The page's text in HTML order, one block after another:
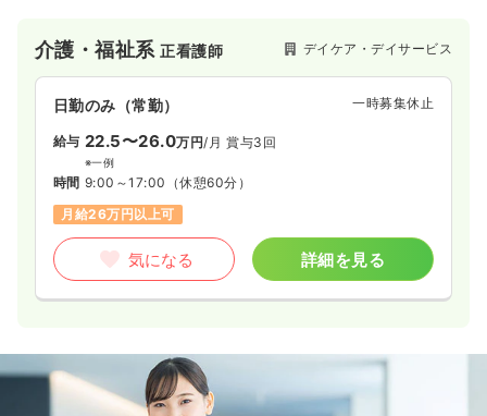
生活を送る事ができるよう援助させていただきます
介護・福祉系正看護師 デイケア・デイサービス
日勤のみ（常勤） 一時募集休止
給与 22.5〜26.0万円/月 賞与3回
※一例
時間 9:00～17:00 （休憩60分）
月給26万円以上可
気になる 詳細を見る